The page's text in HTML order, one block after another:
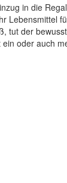
in die
Lebensmittel
tut der
oder auch